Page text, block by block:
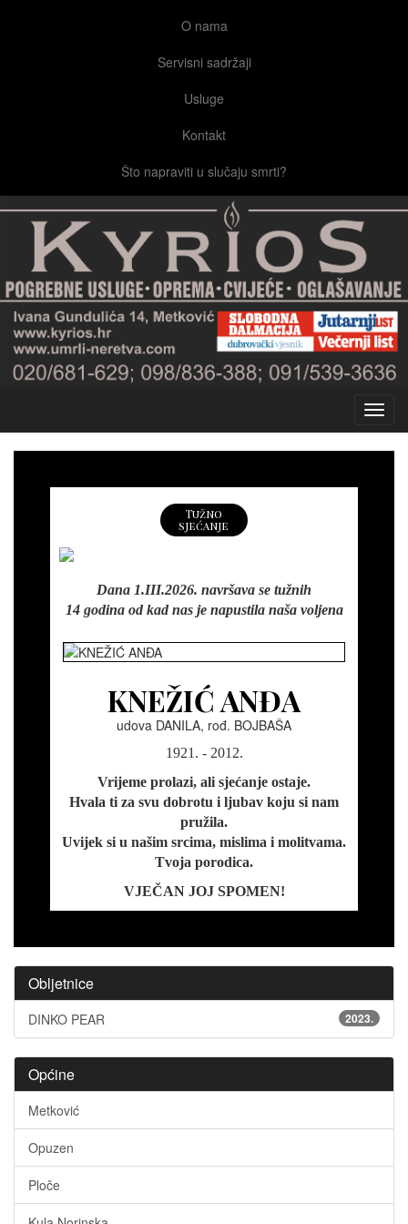
O nama
Servisni sadržaji
Usluge
Kontakt
Što napraviti u slučaju smrti?
Tužno
sjećanje
Dana 1.III.2026. navršava se tužnih
14 godina od kad nas je napustila naša voljena
KNEŽIĆ ANĐA
udova DANILA, rođ. BOJBAŠA
1921. - 2012.
Vrijeme prolazi, ali sjećanje ostaje.
Hvala ti za svu dobrotu i ljubav koju si nam
pružila.
Uvijek si u našim srcima, mislima i molitvama.
Tvoja porodica.
VJEČAN JOJ SPOMEN!
Obljetnice
DINKO PEAR 2023.
Općine
Metković
Opuzen
Ploče